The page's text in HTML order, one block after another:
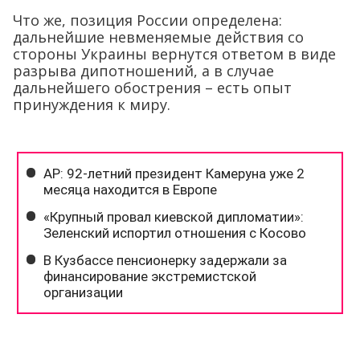
Что же, позиция России определена:
дальнейшие невменяемые действия со
стороны Украины вернутся ответом в виде
разрыва дипотношений, а в случае
дальнейшего обострения – есть опыт
принуждения к миру.